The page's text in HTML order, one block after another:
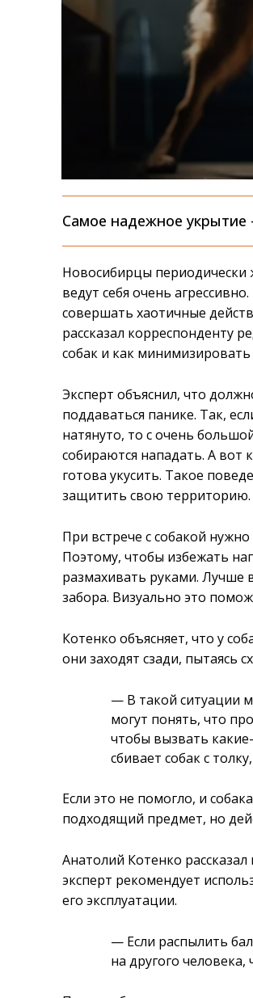
Самое надежное укрытие
Новосибирцы периодически
ведут себя очень
совершать хаотичные
рассказал корреспонденту
собак и как минимизировать
Эксперт объяснил, что
поддаваться панике. Так,
натянуто, то с очень
собираются нападать. А вот
готова укусить. Такое
защитить свою территорию.
При встрече с собакой
Поэтому, чтобы избежать
размахивать руками. Лучше
забора. Визуально это
Котенко объясняет, что у
они заходят сзади, пытаясь
— В такой ситуации
могут понять, что
чтобы вызвать
сбивает собак с
Если это не помогло, и
подходящий предмет, но
Анатолий Котенко
эксперт рекомендует
его эксплуатации.
— Если распылить
на другого